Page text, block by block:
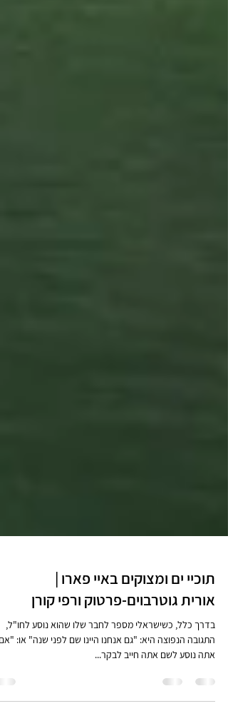
תוכיי ים ומצוקים באיי פארו |
אורית גוטרבוים-פרטוק ורפי קורן
בדרך כלל, כשישראלי מספר לחבר שלו שהוא נוסע לחו"ל,